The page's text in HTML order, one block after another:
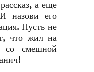
а еще
назови его
Пусть не
что жил на
со смешной